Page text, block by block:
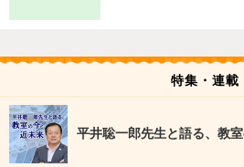
特集・連載
平井聡一郎先生と語る、教